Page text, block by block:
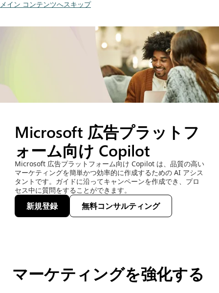
メイン コンテンツへスキップ
Microsoft 広告プラットフ
ォーム向け Copilot
Microsoft 広告プラットフォーム向け Copilot は、品質の高い
マーケティングを簡単かつ効率的に作成するための AI アシス
タントです。ガイドに沿ってキャンペーンを作成でき、プロ
セス中に質問をすることができます。
新規登録
(opens new window)無料コンサルティング
マーケティングを強化する